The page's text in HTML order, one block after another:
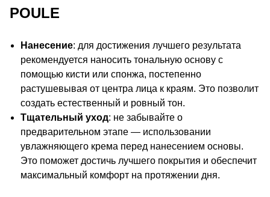
POULE
Нанесение: для достижения лучшего результата
рекомендуется наносить тональную основу с
помощью кисти или спонжа, постепенно
растушевывая от центра лица к краям. Это позволит
создать естественный и ровный тон.
Тщательный уход: не забывайте о
предварительном этапе — использовании
увлажняющего крема перед нанесением основы.
Это поможет достичь лучшего покрытия и обеспечит
максимальный комфорт на протяжении дня.